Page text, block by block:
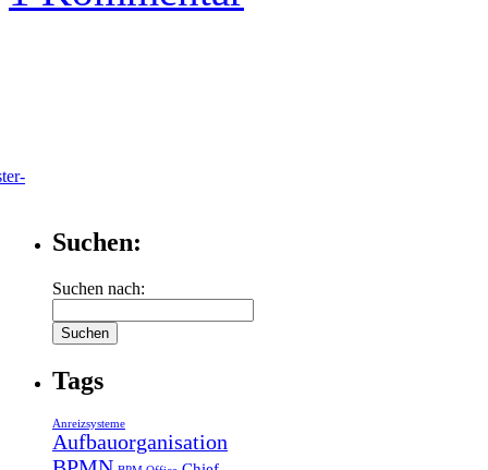
Suchen:
Suchen nach:
Tags
Anreizsysteme
Aufbauorganisation